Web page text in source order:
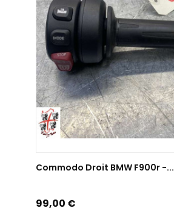
Commodo Droit BMW F900r -...
Prix
99,00 €